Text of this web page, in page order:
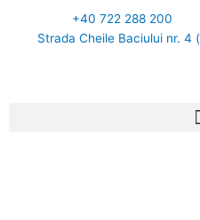
content
+40 722 288 200
Strada Cheile Baciului nr. 4